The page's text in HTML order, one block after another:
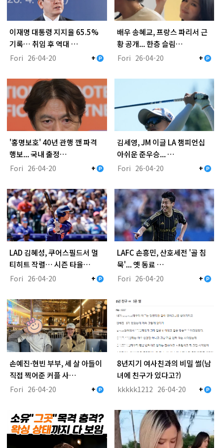
이재명 대통령 지지율 65.5%
기록… 취임 후 역대 …
Fori 26-04-20 +
배우 송혜교, 프랑스 파리서 근
황 공개... 한층 슬림…
Fori 26-04-20 +
'홍명보호' 40년 관행 깬 파격
행보... 국내 출정…
Fori 26-04-20 +
김세영, JM 이글 LA 챔피언십
아쉬운 준우승... …
Fori 26-04-20 +
LAD 김혜성, 쿠어스필드서 멀
티히트 작렬… 시즌 타율…
Fori 26-04-20 +
LAFC 손흥민, 산호세전 '골 침
묵'... 옛 동료 …
Fori 26-04-20 +
손예진·현빈 부부, 세 살 아들이
직접 찍어준 커플 사…
Fori 26-04-20 +
8년지기 여사친과의 비밀 썰(남
녀에 친구가 있다고?)
kkkkk1212 26-04-20 +